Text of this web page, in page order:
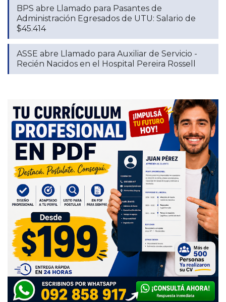
BPS abre Llamado para Pasantes de
Administración Egresados de UTU: Salario de
$45.414
ASSE abre Llamado para Auxiliar de Servicio -
Recién Nacidos en el Hospital Pereira Rossell